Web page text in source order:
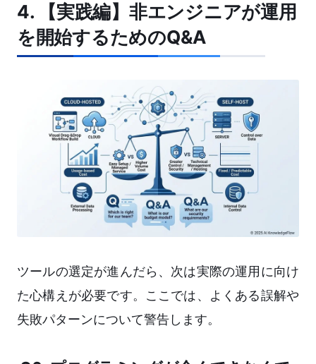
4. 【実践編】非エンジニアが運用
を開始するためのQ&A
ツールの選定が進んだら、次は実際の運用に向け
た心構えが必要です。ここでは、よくある誤解や
失敗パターンについて警告します。